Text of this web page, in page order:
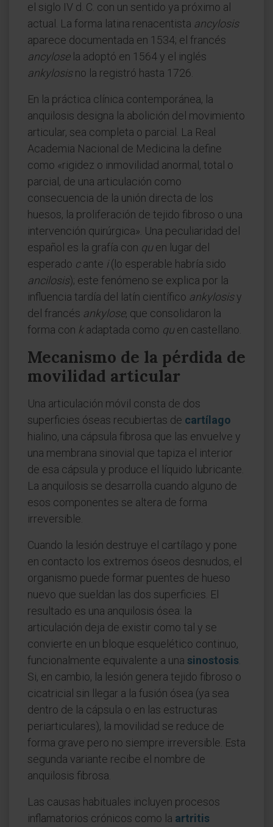
el siglo IV d. C. con un sentido ya próximo al
actual. La forma latina renacentista ancylosis
aparece documentada en 1534; el francés
ancylosela adoptó en 1564 y el inglés
ankylosisno la registró hasta 1726.
En la práctica clínica contemporánea, la
anquilosis designa la abolición del movimiento
articular, sea completa o parcial. La Real
Academia Nacional de Medicina la define
como «rigidez o inmovilidad anormal, total o
parcial, de una articulación como
consecuencia de la unión directa de los
huesos, la proliferación de tejido fibroso o una
intervención quirúrgica». Una peculiaridad del
español es la grafía con quen lugar del
esperado cante i(lo esperable habría sido
ancilosis); este fenómeno se explica por la
influencia tardía del latín científico ankylosisy
del francés ankylose, que consolidaron la
forma con k adaptada como quen castellano.
Mecanismo de la pérdida de
movilidad articular
Una articulación móvil consta de dos
superficies óseas recubiertas de cartílago
hialino, una cápsula fibrosa que las envuelve y
una membrana sinovial que tapiza el interior
de esa cápsula y produce el líquido lubricante.
La anquilosis se desarrolla cuando alguno de
esos componentes se altera de forma
irreversible.
Cuando la lesión destruye el cartílago y pone
en contacto los extremos óseos desnudos, el
organismo puede formar puentes de hueso
nuevo que sueldan las dos superficies. El
resultado es una anquilosis ósea: la
articulación deja de existir como tal y se
convierte en un bloque esquelético continuo,
funcionalmente equivalente a una sinostosis
Si, en cambio, la lesión genera tejido fibroso o
cicatricial sin llegar a la fusión ósea (ya sea
dentro de la cápsula o en las estructuras
periarticulares), la movilidad se reduce de
forma grave pero no siempre irreversible. Esta
segunda variante recibe el nombre de
anquilosis fibrosa.
Las causas habituales incluyen procesos
inflamatorios crónicos como la artritis